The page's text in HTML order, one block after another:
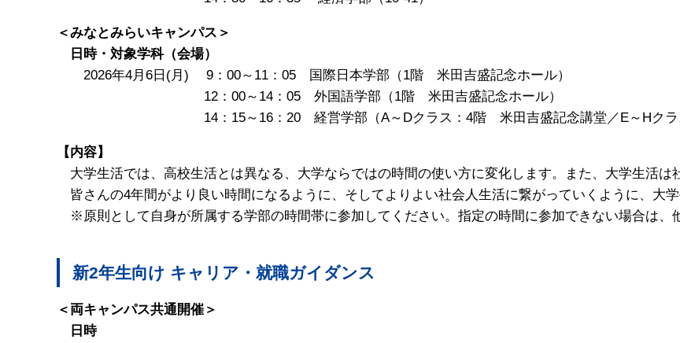
＜みなとみらいキャンパス＞
日時・対象学科（会場）
2026年4月6日(月) 9：00～11：05 国際日本学部（1階 米田吉盛記念ホール）
12：00～14：05 外国語学部（1階 米田吉盛記念ホール）
14：15～16：20 経営学部（A～Dクラス：4階 米田吉盛記念講堂／E～Hクラス
【内容】
大学生活では、高校生活とは異なる、大学ならではの時間の使い方に変化します。また、大学生活は
皆さんの4年間がより良い時間になるように、そしてよりよい社会人生活に繋がっていくように、大
※原則として自身が所属する学部の時間帯に参加してください。指定の時間に参加できない場合は、
新2年生向け キャリア・就職ガイダンス
＜両キャンパス共通開催＞
日時